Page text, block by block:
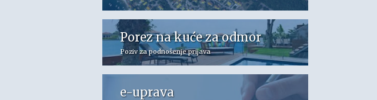
Porez na kuće za odmor
Poziv za podnošenje prijava
e-uprava